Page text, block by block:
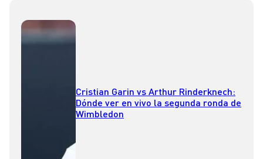
Cristian Garin vs Arthur Rinderknech:
Dónde ver en vivo la segunda ronda de
Wimbledon